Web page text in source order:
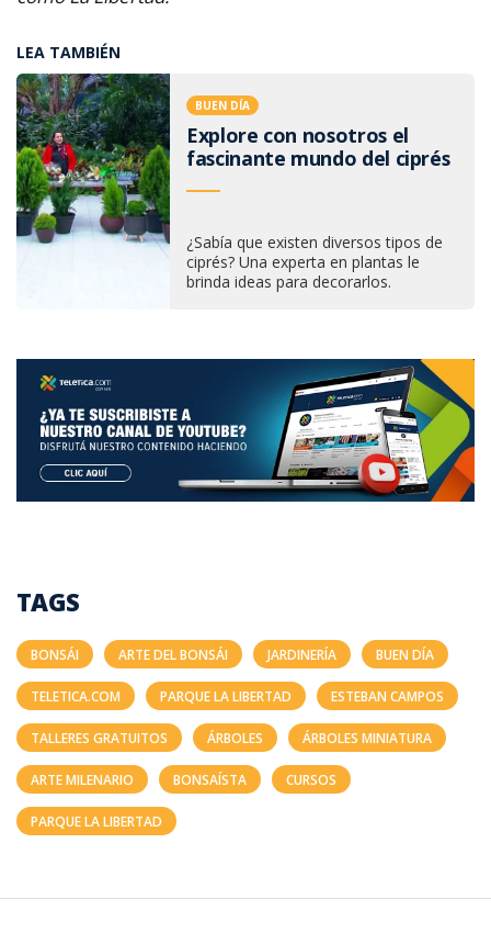
LEA TAMBIÉN
BUEN DÍA
Explore con nosotros el
fascinante mundo del ciprés
¿Sabía que existen diversos tipos de
ciprés? Una experta en plantas le
brinda ideas para decorarlos.
TAGS
BONSÁI ARTE DEL BONSÁI JARDINERÍA BUEN DÍA
TELETICA.COM PARQUE LA LIBERTAD ESTEBAN CAMPOS
TALLERES GRATUITOS ÁRBOLES ÁRBOLES MINIATURA
ARTE MILENARIO BONSAÍSTA CURSOS
PARQUE LA LIBERTAD